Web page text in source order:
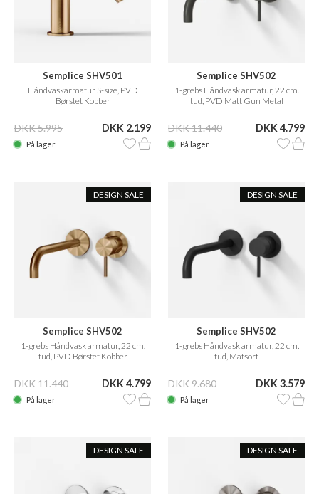
Semplice SHV501
Håndvaskarmatur S-size, PVD
Børstet Kobber
DKK 5.995 DKK 2.199
På lager
Semplice SHV502
1-grebs Håndvask armatur, 22 cm.
tud, PVD Matt Gun Metal
DKK 11.440 DKK 4.799
På lager
DESIGN SALE
Semplice SHV502
1-grebs Håndvask armatur, 22 cm.
tud, PVD Børstet Kobber
DKK 11.440 DKK 4.799
På lager
DESIGN SALE
Semplice SHV502
1-grebs Håndvask armatur, 22 cm.
tud, Matsort
DKK 9.680 DKK 3.579
På lager
DESIGN SALE DESIGN SALE